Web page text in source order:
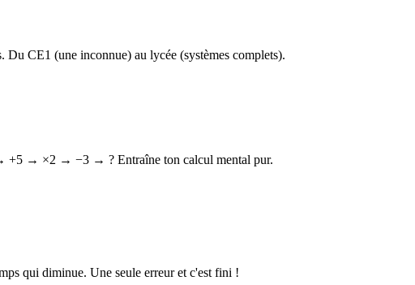
Du CE1 (une inconnue) au lycée (systèmes complets).
+5 → ×2 → −3 → ? Entraîne ton calcul mental pur.
qui diminue. Une seule erreur et c'est fini !